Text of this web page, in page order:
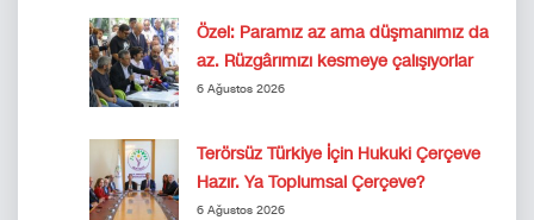
Özel: Paramız az ama düşmanımız da
az. Rüzgârımızı kesmeye çalışıyorlar
6 Ağustos 2026
Terörsüz Türkiye İçin Hukuki Çerçeve
Hazır. Ya Toplumsal Çerçeve?
6 Ağustos 2026